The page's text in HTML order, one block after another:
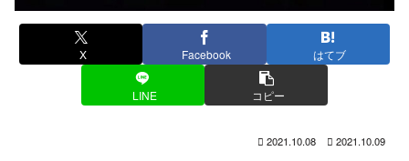
X Facebook はてブ
LINE コピー
2021.10.08 2021.10.09